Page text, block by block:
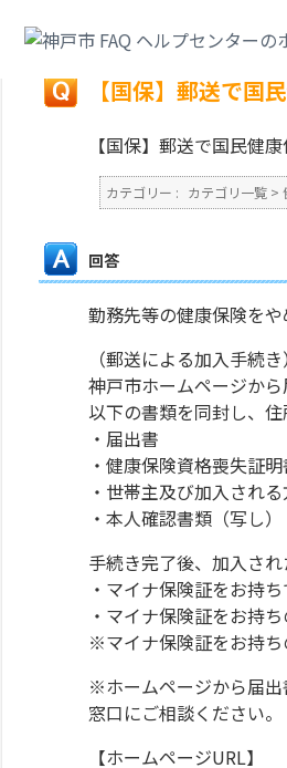
戻る
【国保】郵送で国
【国保】郵送で国民健
カテゴリー : カテゴリ一覧 >
回答
勤務先等の健康保険を
（郵送による加入手続き）
神戸市ホームページか
以下の書類を同封し、
・届出書
・健康保険資格喪失証明
・世帯主及び加入され
・本人確認書類（写し）
手続き完了後、加入さ
・マイナ保険証をお持
・マイナ保険証をお持
※マイナ保険証をお持
※ホームページから届
窓口にご相談ください。
【ホームページURL】